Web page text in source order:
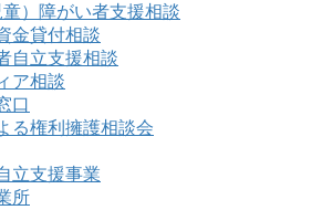
童）障がい者支援相談
金貸付相談
自立支援相談
ア相談
口
る権利擁護相談会
立支援事業
所